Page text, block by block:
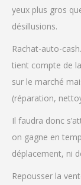
yeux plus gros
désillusions.
Rachat-auto-
tient compte de
sur le marché
(réparation,
Il faudra donc
on gagne en
déplacement, ni
Repousser la